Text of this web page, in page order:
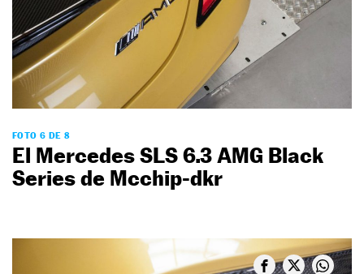
FOTO 6 DE 8
El Mercedes SLS 6.3 AMG Black
Series de Mcchip-dkr